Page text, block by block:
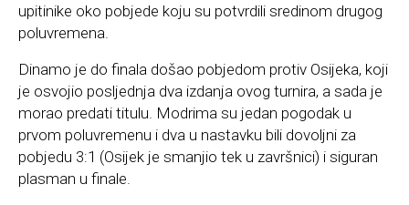
upitinike oko pobjede koju su potvrdili sredinom drugog
poluvremena.
Dinamo je do finala došao pobjedom protiv Osijeka, koji
je osvojio posljednja dva izdanja ovog turnira, a sada je
morao predati titulu. Modrima su jedan pogodak u
prvom poluvremenu i dva u nastavku bili dovoljni za
pobjedu 3:1 (Osijek je smanjio tek u završnici) i siguran
plasman u finale.